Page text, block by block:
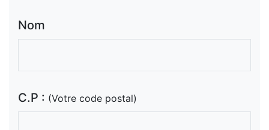
Nom
C.P : (Votre code postal)